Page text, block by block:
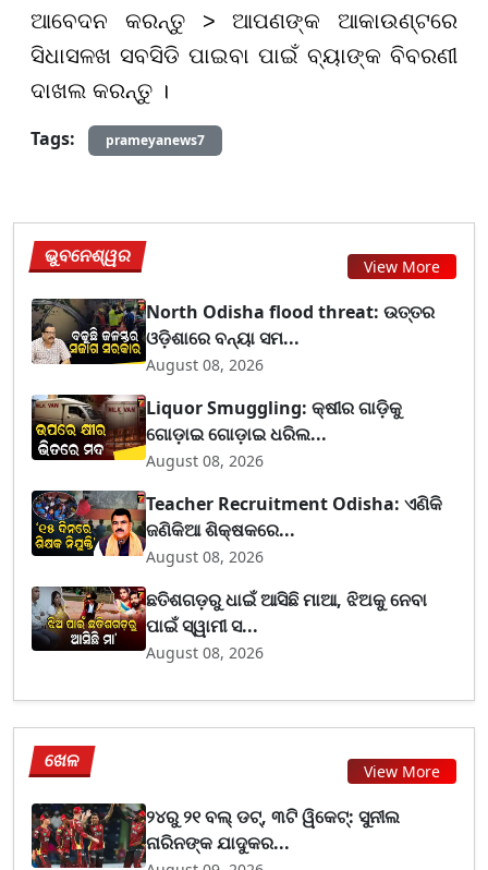
ଆବେଦନ କରନ୍ତୁ > ଆପଣଙ୍କ ଆକାଉଣ୍ଟରେ
ସିଧାସଳଖ ସବସିଡି ପାଇବା ପାଇଁ ବ୍ୟାଙ୍କ ବିବରଣୀ
ଦାଖଲ କରନ୍ତୁ ।
Tags:
prameyanews7
ଭୁବନେଶ୍ୱର View More
North Odisha flood threat: ଉତ୍ତର
ଓଡ଼ିଶାରେ ବନ୍ୟା ସମ...
August 08, 2026
Liquor Smuggling: କ୍ଷୀର ଗାଡ଼ିକୁ
ଗୋଡ଼ାଇ ଗୋଡ଼ାଇ ଧରିଲ...
August 08, 2026
Teacher Recruitment Odisha: ଏଣିକି
ଜଣିକିଆ ଶିକ୍ଷକରେ...
August 08, 2026
ଛତିଶଗଡ଼ରୁ ଧାଇଁ ଆସିଛି ମାଆ, ଝିଅକୁ ନେବା
ପାଇଁ ସ୍ୱାମୀ ସ...
August 08, 2026
ଖେଳ View More
୨୪ରୁ ୨୧ ବଲ୍ ଡଟ୍, ୩ଟି ୱିକେଟ୍: ସୁନୀଲ
ନାରିନଙ୍କ ଯାଦୁକର...